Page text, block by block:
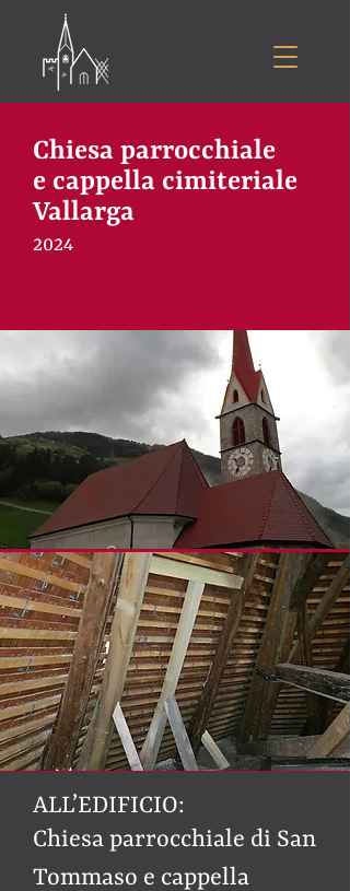
Chiesa parrocchiale
e cappella cimiteriale
Vallarga
2024
ALL’EDIFICIO:
Chiesa parrocchiale di San
Tommaso e cappella